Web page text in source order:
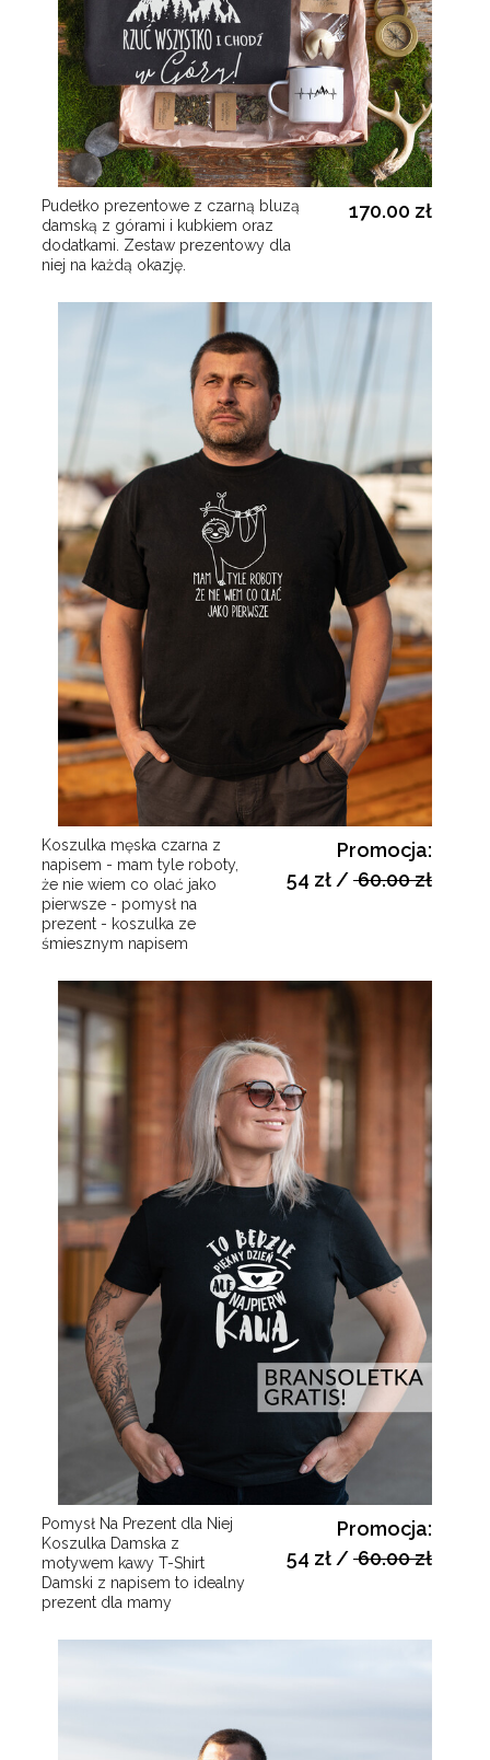
Pudełko prezentowe z czarną bluzą
damską z górami i kubkiem oraz
dodatkami. Zestaw prezentowy dla
niej na każdą okazję.
170.00 zł
Koszulka męska czarna z
napisem - mam tyle roboty,
że nie wiem co olać jako
pierwsze - pomysł na
prezent - koszulka ze
śmiesznym napisem
Promocja:
54 zł /60.00 zł
Pomysł Na Prezent dla Niej
Koszulka Damska z
motywem kawy T-Shirt
Damski z napisem to idealny
prezent dla mamy
Promocja:
54 zł /60.00 zł